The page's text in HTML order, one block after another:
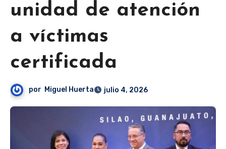
unidad de atención
a víctimas
certificada
por Miguel Huerta julio 4, 2026